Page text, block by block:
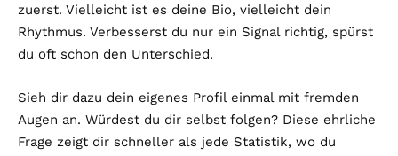
zuerst. Vielleicht ist es deine Bio, vielleicht dein
Rhythmus. Verbesserst du nur ein Signal richtig, spürst
du oft schon den Unterschied.
Sieh dir dazu dein eigenes Profil einmal mit fremden
Augen an. Würdest du dir selbst folgen? Diese ehrliche
Frage zeigt dir schneller als jede Statistik, wo du